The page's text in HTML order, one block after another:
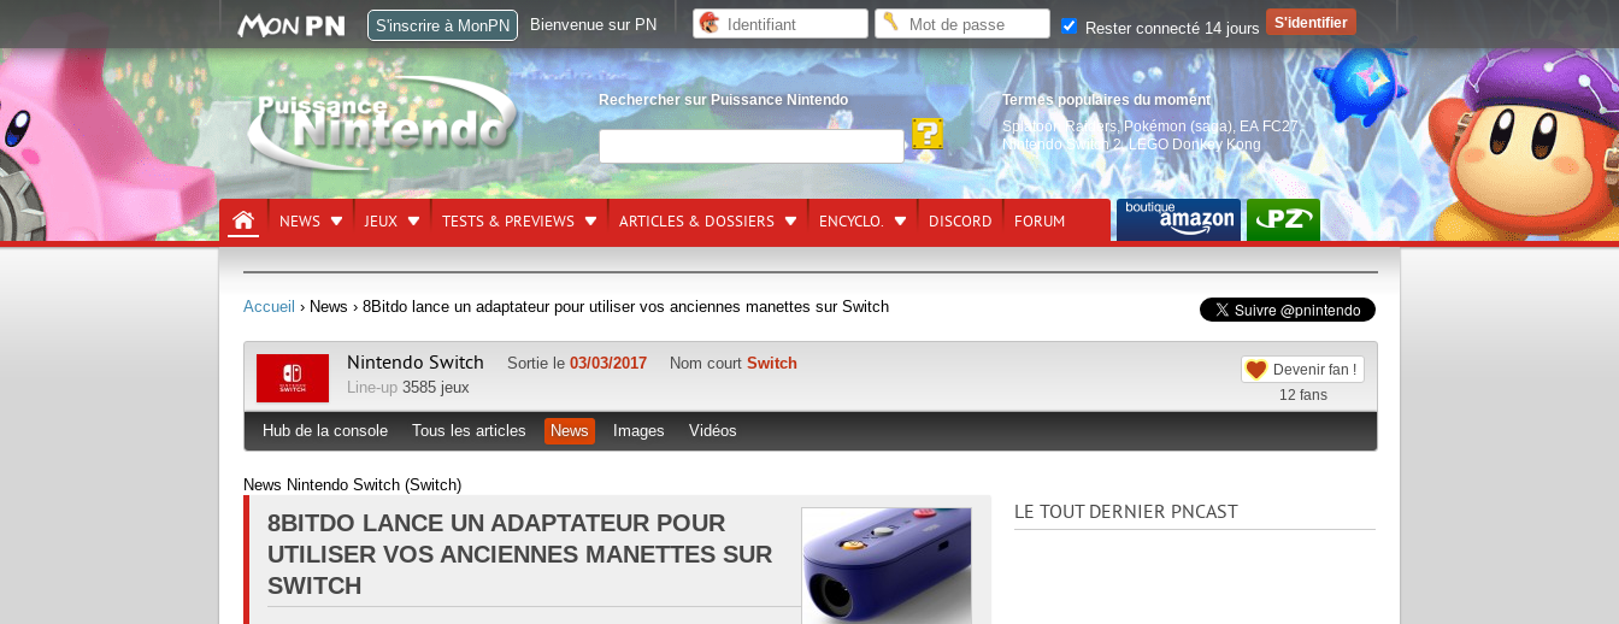
Rechercher sur Puissance Nintendo
Termes populaires du moment
Splatoon Raiders, Pokémon (saga) EA FC27,
Nintendo Switch 2,LEGO Donkey Kong
NEWS JEUX TESTS & PREVIEWS ARTICLES & DOSSIERS ENCYCLO. DISCORD FORUM
Accueil › News › 8Bitdo lance un adaptateur pour utiliser vos anciennes manettes sur Switch
Devenir fan !
12 fans
Nintendo Switch Sortie le 03/03/2017 Nom court Switch
Line-up 3585 jeux
Hub de la console Tous les articles News Images Vidéos
News Nintendo Switch (Switch)
8BITDO LANCE UN ADAPTATEUR POUR
UTILISER VOS ANCIENNES MANETTES SUR
SWITCH
LE TOUT DERNIER PNCAST
S'inscrire à MonPN Bienvenue sur PN Rester connecté 14 jours